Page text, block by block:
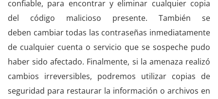
confiable, para encontrar y eliminar cualquier copia
del código malicioso presente. También se
deben cambiar todas las contraseñas inmediatamente
de cualquier cuenta o servicio que se sospeche pudo
haber sido afectado. Finalmente, si la amenaza realizó
cambios irreversibles, podremos utilizar copias de
seguridad para restaurar la información o archivos en